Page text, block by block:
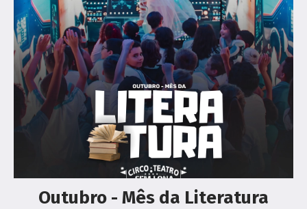
Outubro - Mês da Literatura